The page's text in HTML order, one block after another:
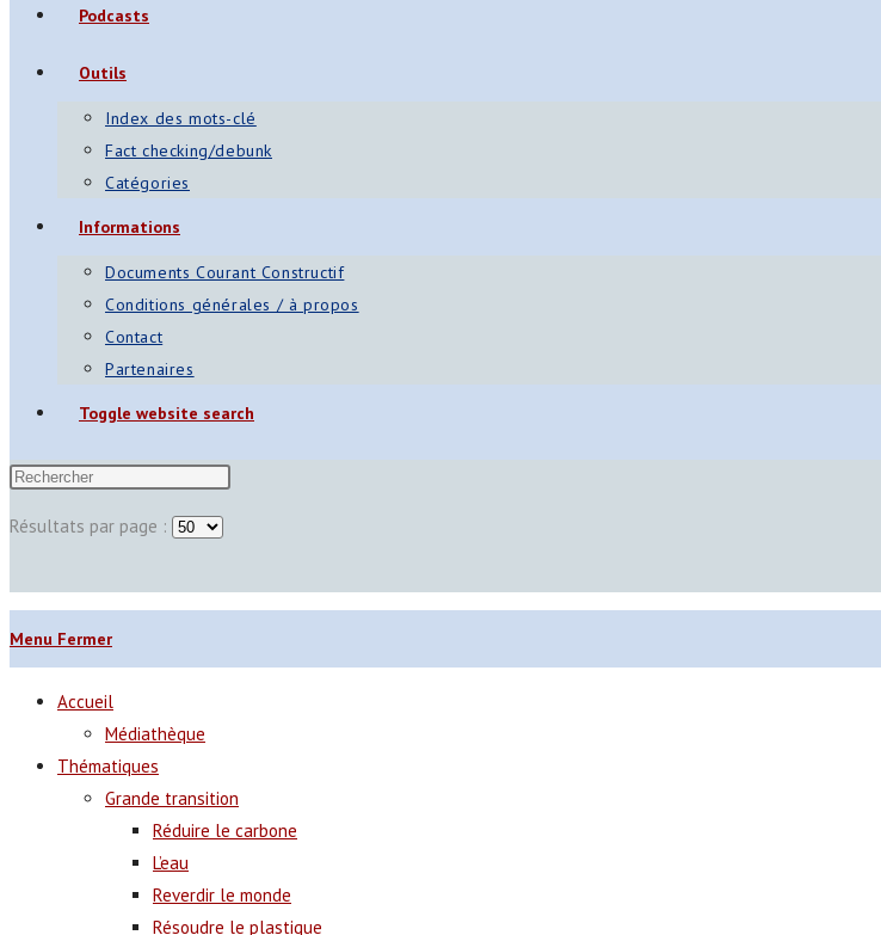
Podcasts
Outils
Index des mots-clé
Fact checking/debunk
Catégories
Informations
Documents Courant Constructif
Conditions générales / à propos
Contact
Partenaires
Toggle website search
Résultats par page :
Menu Fermer
Accueil
Médiathèque
Thématiques
Grande transition
Réduire le carbone
L’eau
Reverdir le monde
Résoudre le plastique